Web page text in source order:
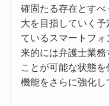
確固たる存在とす
大を目指していく
ているスマートフ
来的には弁護士業
ことが可能な状態
機能をさらに強化し